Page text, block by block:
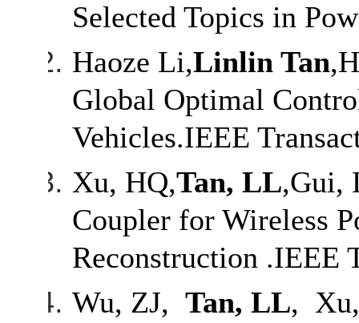
Selected Topics in
Haoze Li,Linlin Tan
Global Optimal
Vehicles.IEEE
Xu, HQ,Tan, LL,Gui,
Coupler for Wireless
Reconstruction .IEEE
Wu, ZJ, Tan, LL,